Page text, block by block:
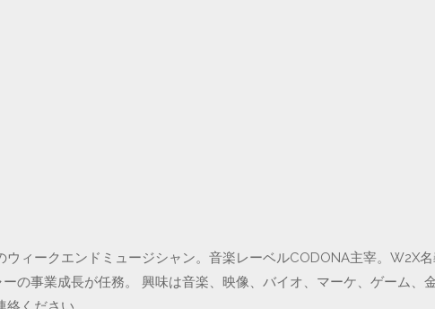
ウィークエンドミュージシャン。音楽レーベルCODONA主宰。W2X
の事業成長が任務。 興味は音楽、映像、バイオ、マーケ、ゲーム、